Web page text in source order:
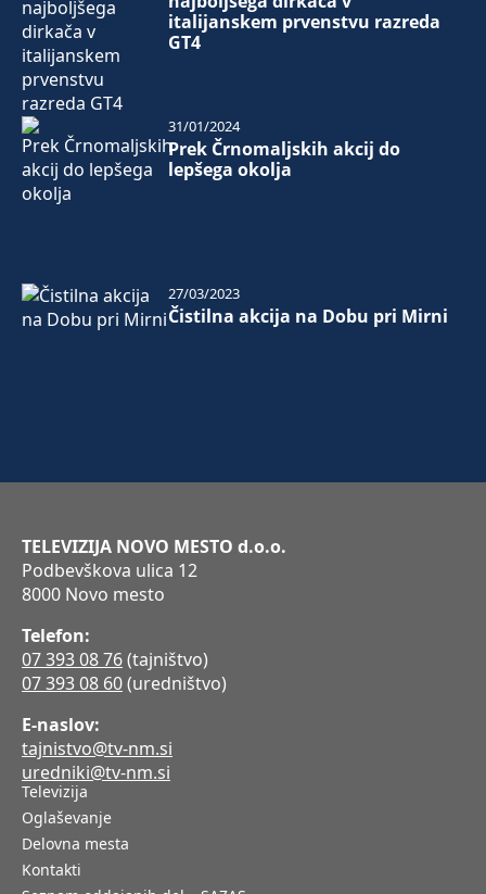
italijanskem prvenstvu razreda
GT4
Prek Črnomaljskih akcij do
lepšega okolja
31/01/2024
Čistilna akcija na Dobu pri Mirni
27/03/2023
TELEVIZIJA NOVO MESTO d.o.o.
Podbevškova ulica 12
8000 Novo mesto
Telefon:
07 393 08 76(tajništvo)
07 393 08 60(uredništvo)
E-naslov:
tajnistvo@tv-nm.si
uredniki@tv-nm.si
Televizija
Oglaševanje
Delovna mesta
Kontakti